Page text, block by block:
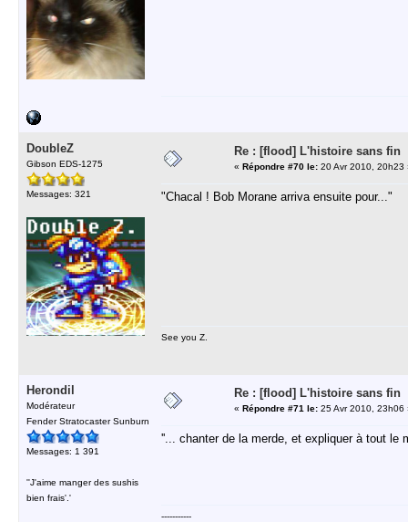
DoubleZ
Gibson EDS-1275
Messages: 321
Re : [flood] L'histoire sans fin
« Répondre #70 le: 20 Avr 2010, 20h23
"Chacal ! Bob Morane arriva ensuite pour..."
See you Z.
Herondil
Modérateur
Fender Stratocaster Sunburn
Messages: 1 391
''J'aime manger des sushis
bien frais'.'
Re : [flood] L'histoire sans fin
« Répondre #71 le: 25 Avr 2010, 23h06
''... chanter de la merde, et expliquer à tout le
-----------